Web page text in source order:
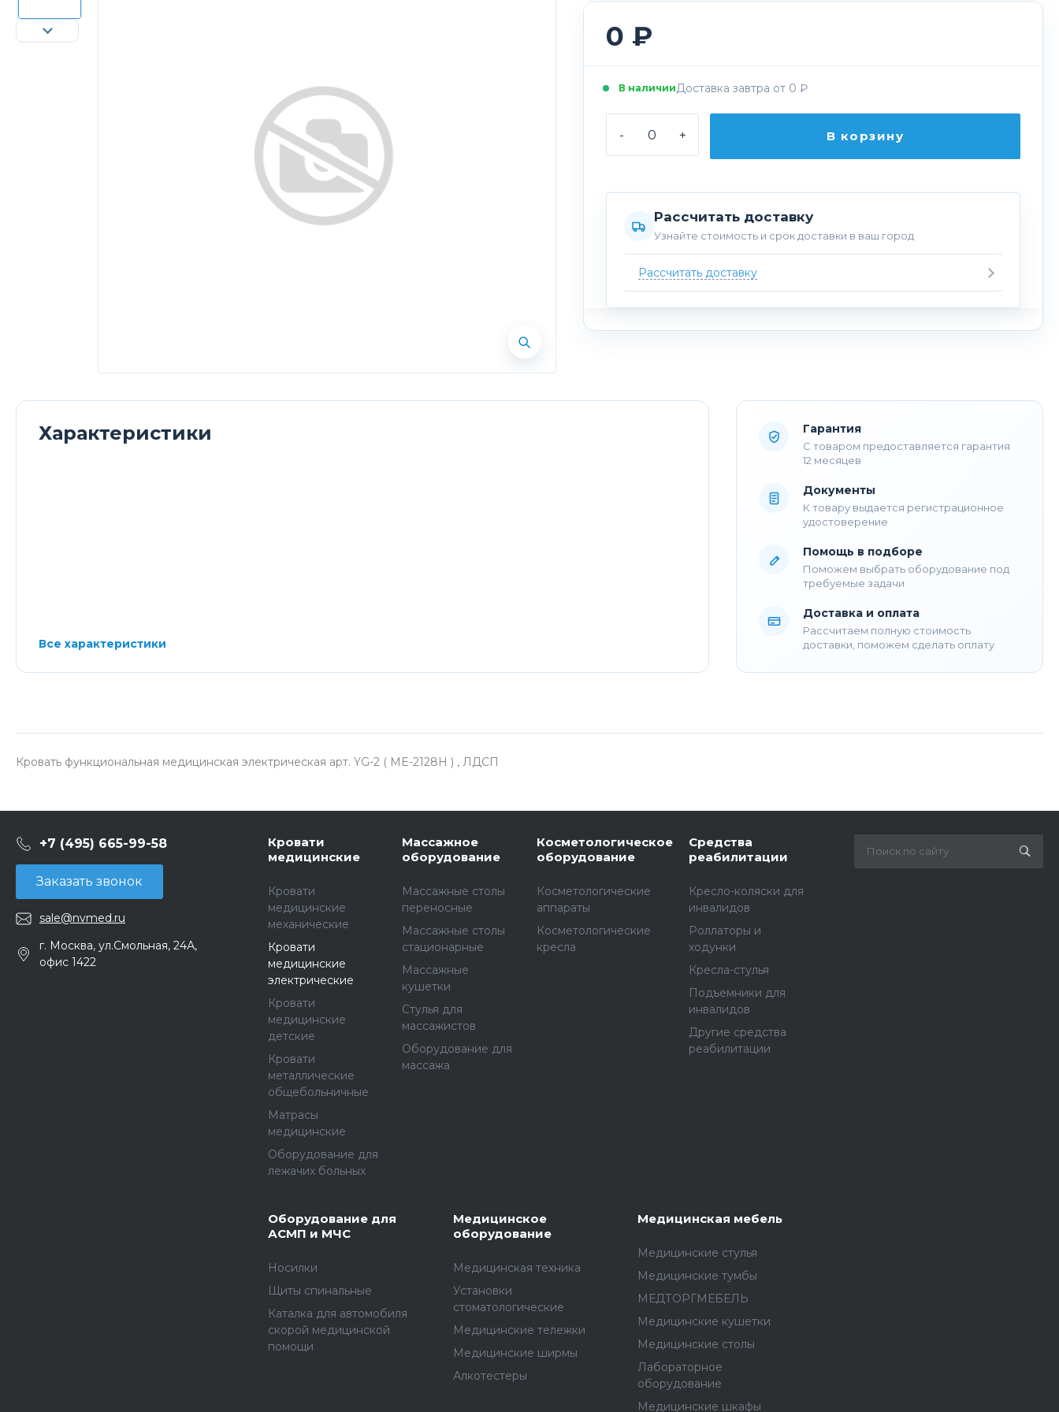
0 ₽
В наличииДоставка завтра от 0 ₽
- + В корзину
Рассчитать доставку
Узнайте стоимость и срок доставки в ваш город
Рассчитать доставку
Характеристики
Все характеристики
Гарантия
С товаром предоставляется гарантия
12 месяцев
Документы
К товару выдается регистрационное
удостоверение
Помощь в подборе
Поможем выбрать оборудование под
требуемые задачи
Доставка и оплата
Рассчитаем полную стоимость
доставки, поможем сделать оплату
Кровать функциональная медицинская электрическая арт. YG-2 ( ME-2128Н ) , ЛДСП
+7 (495) 665-99-58
Заказать звонок
sale@nvmed.ru
г. Москва, ул.Смольная, 24А,
офис 1422
Кровати
медицинские
Кровати
медицинские
механические
Кровати
медицинские
электрические
Кровати
медицинские
детские
Кровати
металлические
общебольничные
Матрасы
медицинские
Оборудование для
лежачих больных
Массажное
оборудование
Массажные столы
переносные
Массажные столы
стационарные
Массажные
кушетки
Стулья для
массажистов
Оборудование для
массажа
Косметологическое
оборудование
Косметологические
аппараты
Косметологические
кресла
Средства
реабилитации
Кресло-коляски для
инвалидов
Роллаторы и
ходунки
Кресла-стулья
Подъемники для
инвалидов
Другие средства
реабилитации
Оборудование для
АСМП и МЧС
Носилки
Щиты спинальные
Каталка для автомобиля
скорой медицинской
помощи
Медицинское
оборудование
Медицинская техника
Установки
стоматологические
Медицинские тележки
Медицинские ширмы
Алкотестеры
Медицинская мебель
Медицинские стулья
Медицинские тумбы
МЕДТОРГМЕБЕЛЬ
Медицинские кушетки
Медицинские столы
Лабораторное
оборудование
Медицинские шкафы